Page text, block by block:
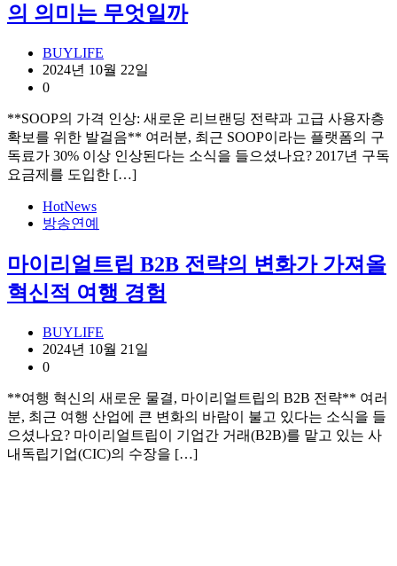
의 의미는 무엇일까
BUYLIFE
2024년 10월 22일
0
**SOOP의 가격 인상: 새로운 리브랜딩 전략과 고급 사용자층
확보를 위한 발걸음** 여러분, 최근 SOOP이라는 플랫폼의 구
독료가 30% 이상 인상된다는 소식을 들으셨나요? 2017년 구독
요금제를 도입한 […]
HotNews
방송연예
마이리얼트립 B2B 전략의 변화가 가져올
혁신적 여행 경험
BUYLIFE
2024년 10월 21일
0
**여행 혁신의 새로운 물결, 마이리얼트립의 B2B 전략** 여러
분, 최근 여행 산업에 큰 변화의 바람이 불고 있다는 소식을 들
으셨나요? 마이리얼트립이 기업간 거래(B2B)를 맡고 있는 사
내독립기업(CIC)의 수장을 […]